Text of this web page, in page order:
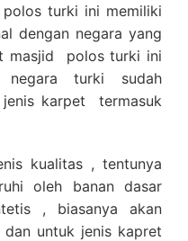
turki ini memiliki
dengan negara yang
masjid polos turki ini
turki sudah
jenis karpet termasuk
kualitas , tentunya
oleh banan dasar
, biasanya akan
dan untuk jenis kapret